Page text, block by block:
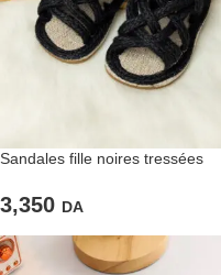
Sandales fille noires tressées
3,350 DA